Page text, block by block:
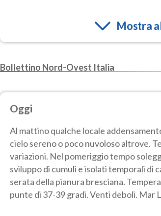
Mostra
Bollettino Nord-Ovest Italia
Oggi
Al mattino qualche locale
cielo sereno o poco nuvoloso altrove.
variazioni. Nel pomeriggio tempo
sviluppo di cumuli e isolati temporali di
serata della pianura bresciana.
punte di 37-39 gradi. Venti deboli. Mar